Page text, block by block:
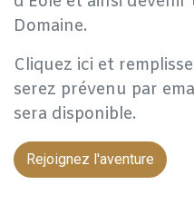
Domaine.
Cliquez ici et
serez prévenu par
sera disponible.
Rejoignez l'aventure